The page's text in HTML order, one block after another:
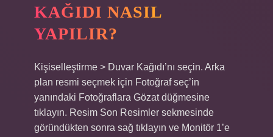
KAĞIDI NASIL
YAPILIR?
Kişiselleştirme > Duvar Kağıdı’nı seçin. Arka
plan resmi seçmek için Fotoğraf seç’in
yanındaki Fotoğraflara Gözat düğmesine
tıklayın. Resim Son Resimler sekmesinde
göründükten sonra sağ tıklayın ve Monitör 1’e